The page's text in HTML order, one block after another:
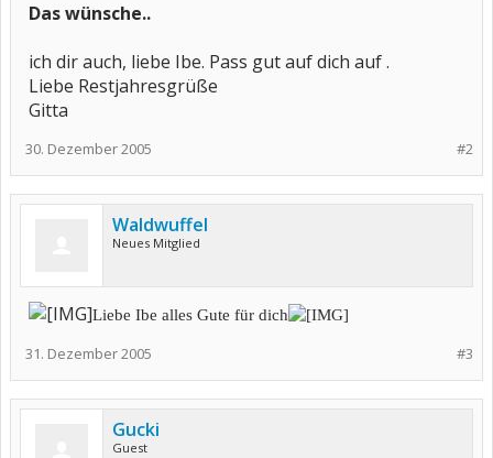
Das wünsche..
ich dir auch, liebe Ibe. Pass gut auf dich auf .
Liebe Restjahresgrüße
Gitta
#2
30. Dezember 2005
Waldwuffel
Neues Mitglied
Liebe Ibe alles Gute für dich
#3
31. Dezember 2005
Gucki
Guest